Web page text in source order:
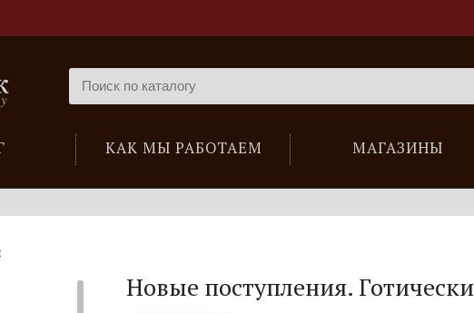
КАК МЫ РАБОТАЕМ МАГАЗИНЫ
Новые поступления.